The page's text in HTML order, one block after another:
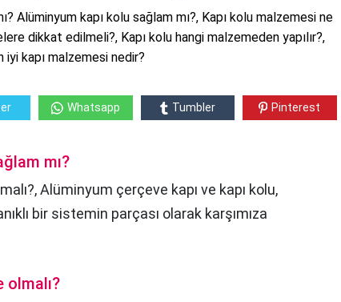
Alüminyum kapı kolu sağlam mı?, Kapı kolu malzemesi ne
dikkat edilmeli?, Kapı kolu hangi malzemeden yapılır?,
iyi kapı malzemesi nedir?
Whatsapp Tumbler Pinterest
mı?
Alüminyum çerçeve kapı ve kapı kolu,
bir sistemin parçası olarak karşımıza
olmalı?